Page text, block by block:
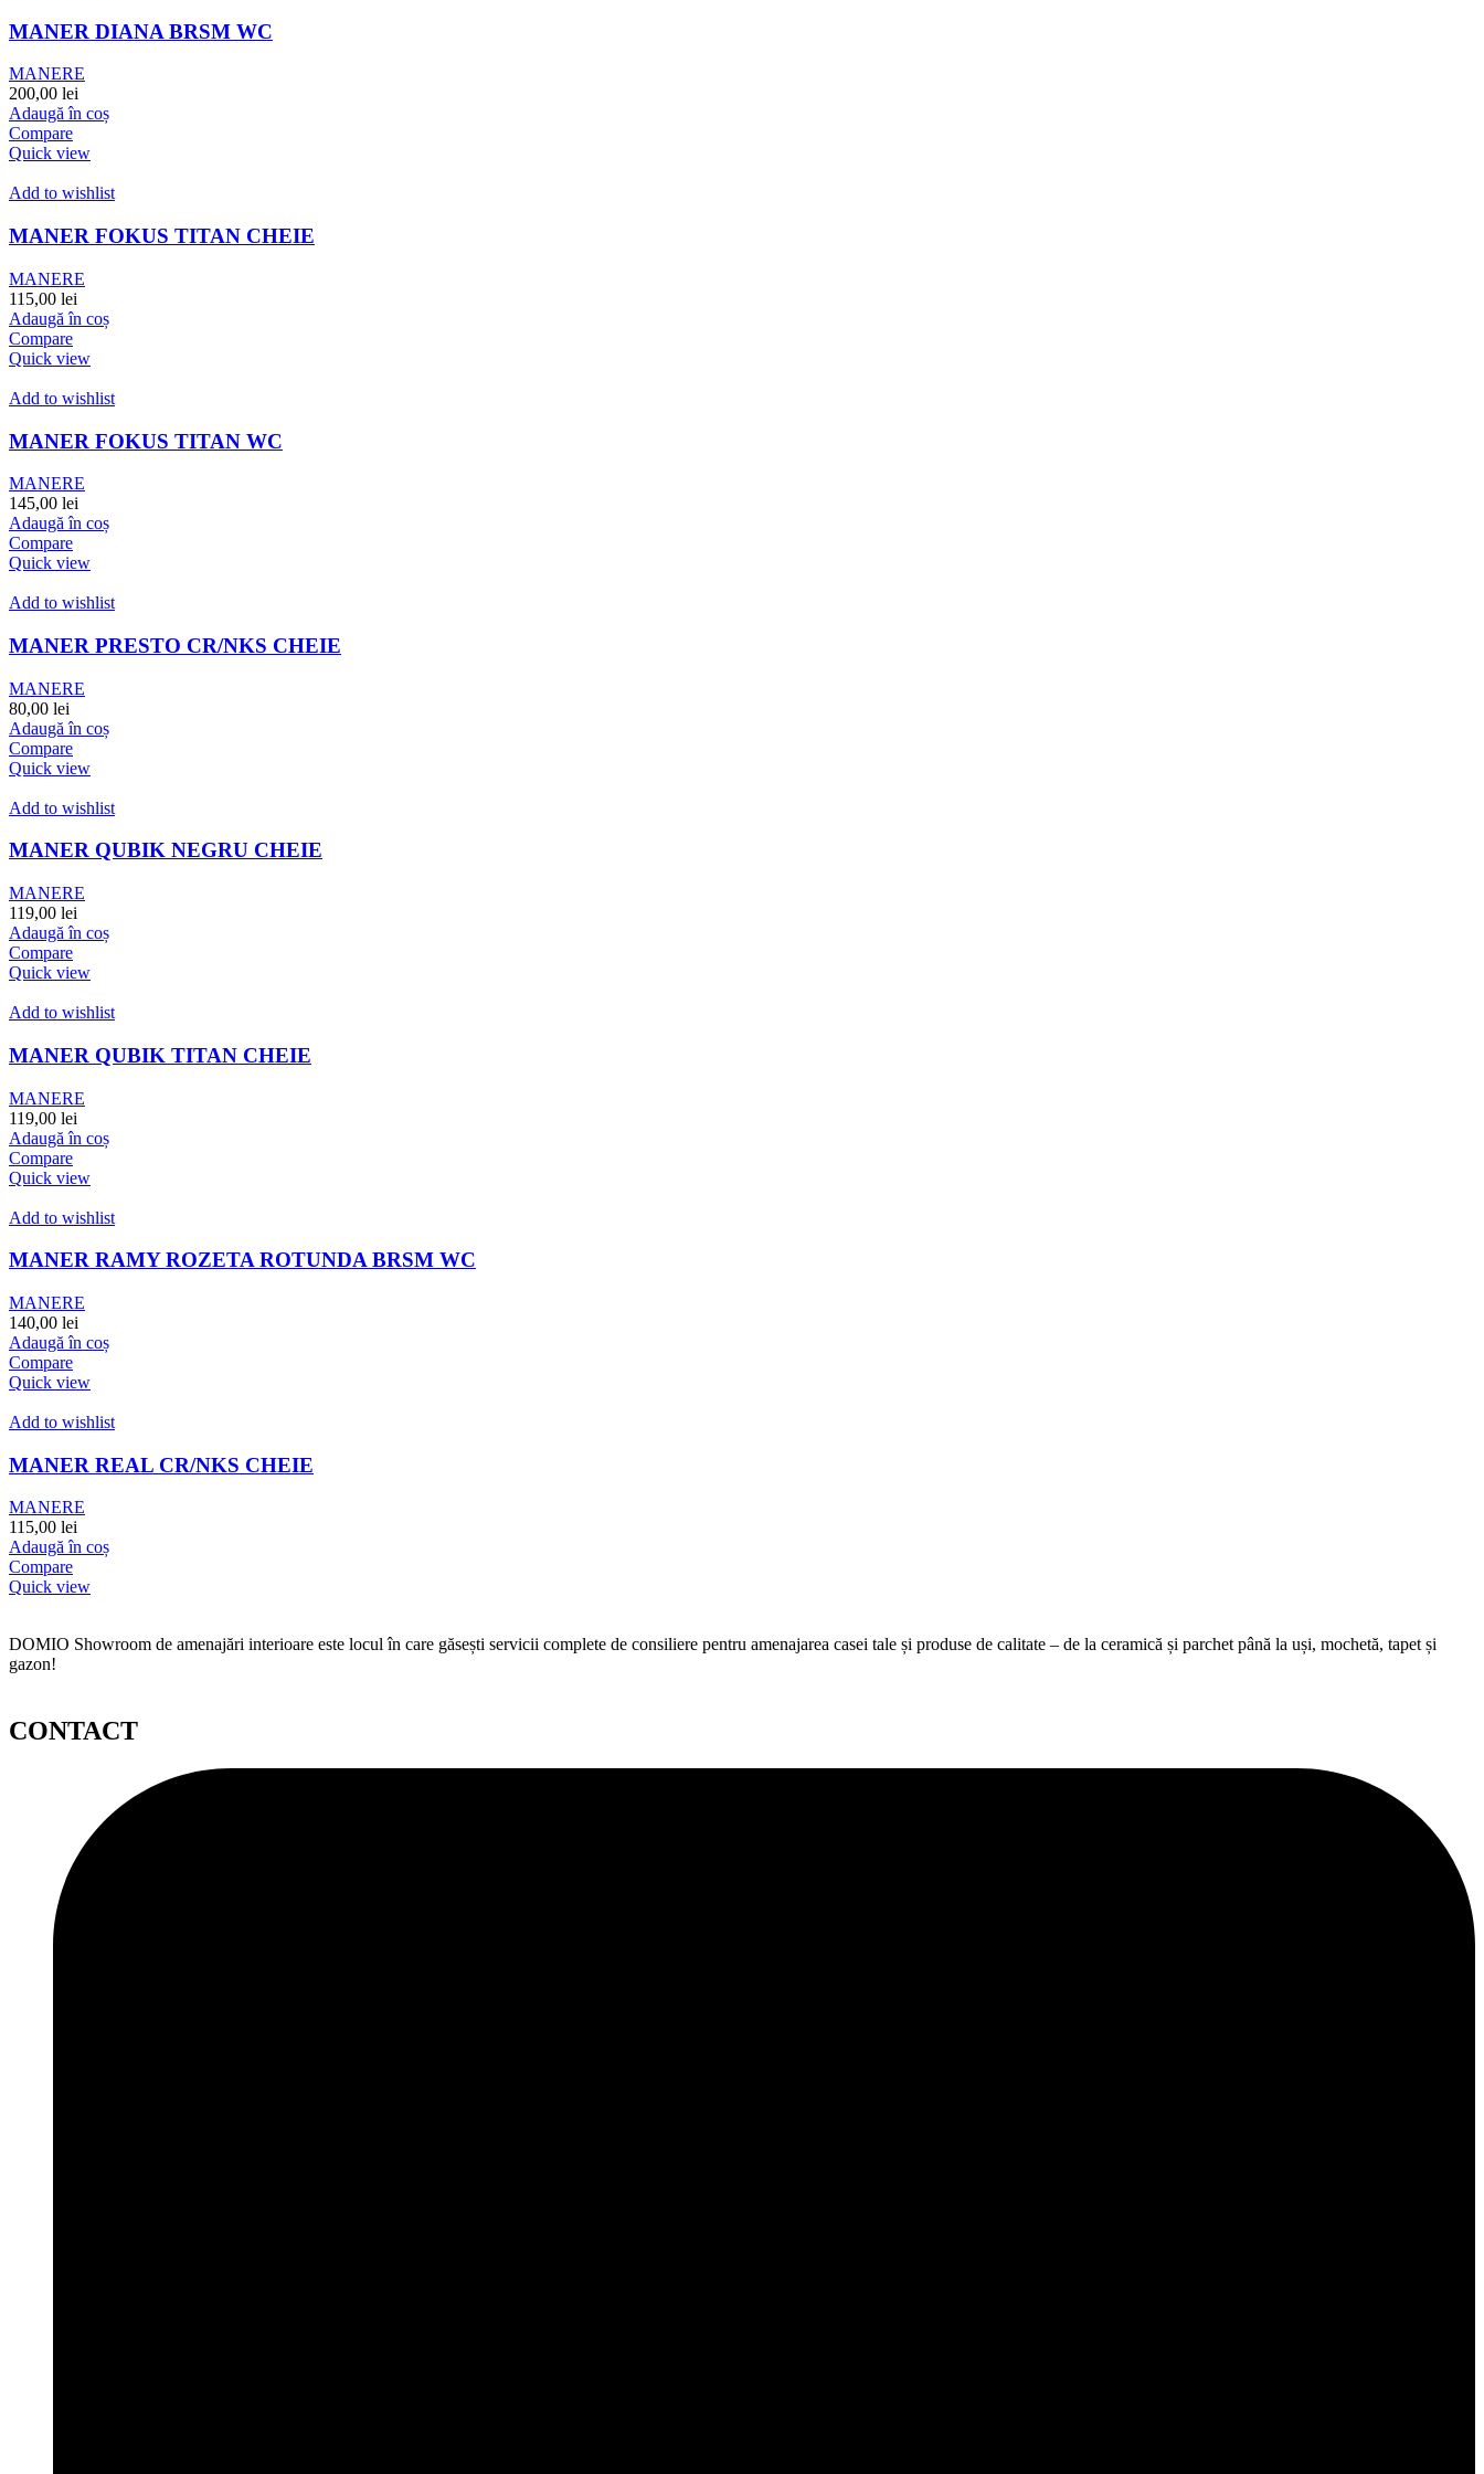
MANER DIANA BRSM WC
MANERE
200,00 lei
Adaugă în coș
Compare
Quick view
Add to wishlist
MANER FOKUS TITAN CHEIE
MANERE
115,00 lei
Adaugă în coș
Compare
Quick view
Add to wishlist
MANER FOKUS TITAN WC
MANERE
145,00 lei
Adaugă în coș
Compare
Quick view
Add to wishlist
MANER PRESTO CR/NKS CHEIE
MANERE
80,00 lei
Adaugă în coș
Compare
Quick view
Add to wishlist
MANER QUBIK NEGRU CHEIE
MANERE
119,00 lei
Adaugă în coș
Compare
Quick view
Add to wishlist
MANER QUBIK TITAN CHEIE
MANERE
119,00 lei
Adaugă în coș
Compare
Quick view
Add to wishlist
MANER RAMY ROZETA ROTUNDA BRSM WC
MANERE
140,00 lei
Adaugă în coș
Compare
Quick view
Add to wishlist
MANER REAL CR/NKS CHEIE
MANERE
115,00 lei
Adaugă în coș
Compare
Quick view
DOMIO Showroom de amenajări interioare este locul în care găsești servicii complete de consiliere pentru amenajarea casei tale și produse de calitate – de la ceramică și parchet până la uși, mochetă, tapet și
gazon!
CONTACT